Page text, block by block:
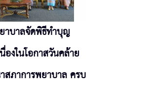
าบาลจัดพิธีทำบุญ
องในโอกาสวันคล้าย
สภาการพยาบาล ครบ